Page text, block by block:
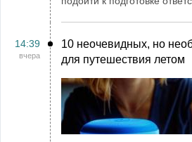
14:39
вчера
10 неочевидных, но
для путешествия летом